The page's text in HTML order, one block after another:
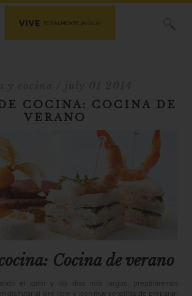
COCINA: COCINA DE
VERANO
Cocina de verano
el calor y los días más largos, prepararemos
disfrutar al aire libre y ¡son muy sencillas de preparar!